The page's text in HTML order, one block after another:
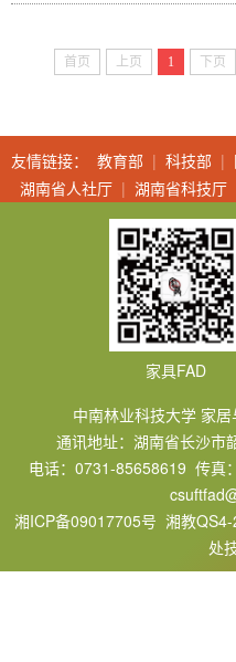
首页 上页 1 下页
友情链接： 教育部 | 科技部 |
湖南省人社厅 | 湖南省科技厅
家具FAD
中南林业科技大学 家
通讯地址：湖南省长沙
电话：0731-85658619 传真
湘ICP备09017705号 湘教
处